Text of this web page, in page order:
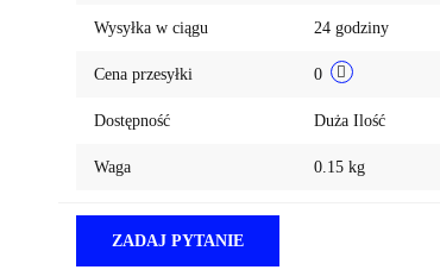
Wysyłka w ciągu 24 godziny
Cena przesyłki 0
Dostępność Duża Ilość
Waga 0.15 kg
ZADAJ PYTANIE